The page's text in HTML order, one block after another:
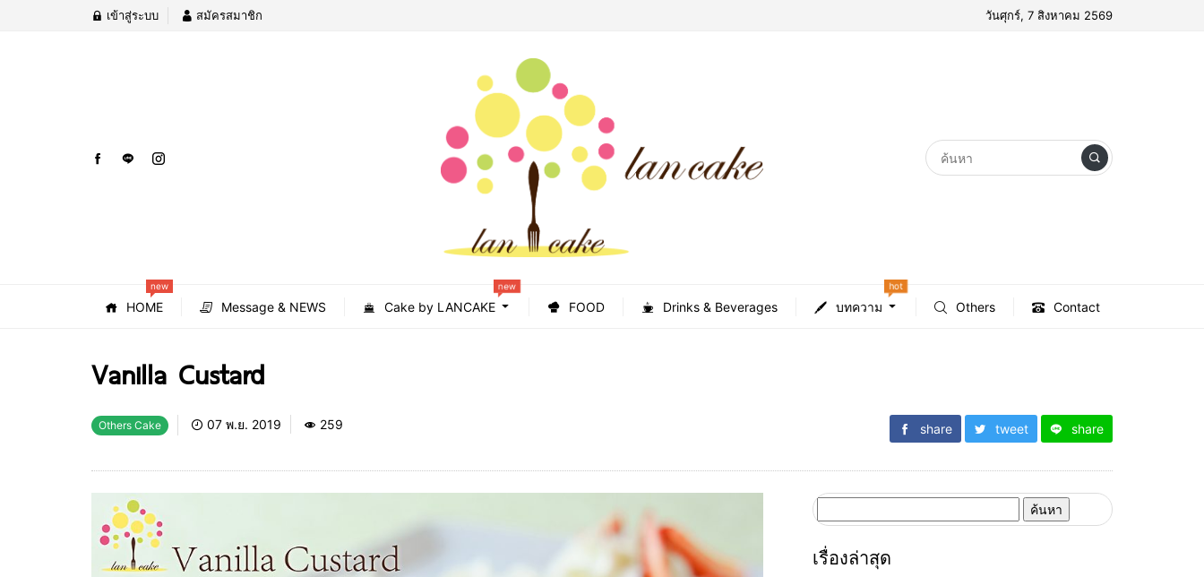
เข้าสู่ระบบ สมัครสมาชิก วันศุกร์, 7 สิงหาคม 2569
HOME
new
Message & NEWS Cake by LANCAKE
new
FOOD Drinks & Beverages บทความ
hot
Others Contact
Vanilla Custard
Others Cake 07 พ.ย. 2019 259 share tweet share
สำหรับ:
เรื่องล่าสุด